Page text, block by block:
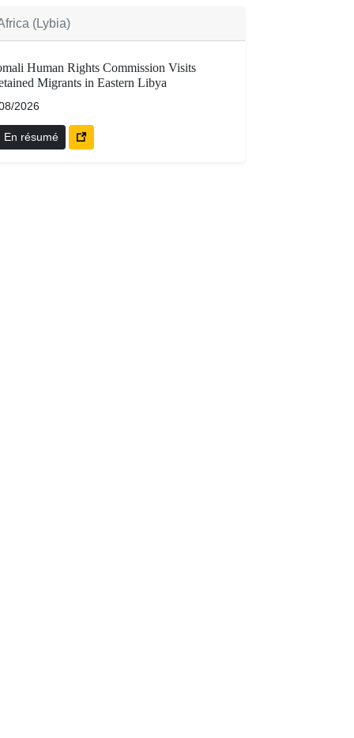
(Lybia)
Human Rights Commission Visits
Migrants in Eastern Libya
2026
En résumé